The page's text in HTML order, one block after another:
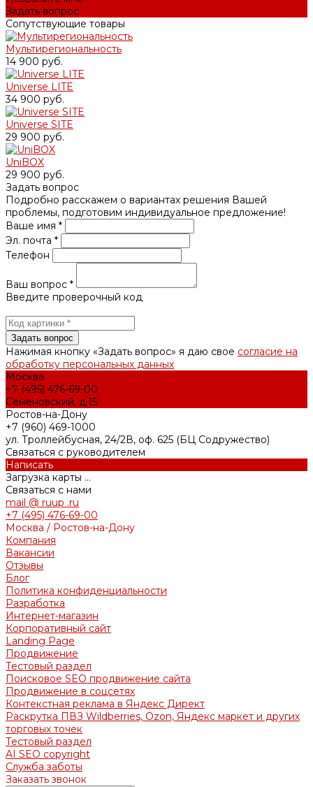
Задать вопрос
Сопутствующие товары
Мультирегиональность
14 900 руб.
Universe LITE
34 900 руб.
Universe SITE
29 900 руб.
UniBOX
29 900 руб.
Задать вопрос
Подробно расскажем о вариантах решения Вашей
проблемы, подготовим индивидуальное предложение!
Ваше имя *
Эл. почта *
Телефон
Ваш вопрос *
Введите проверочный код
Нажимая кнопку «Задать вопрос» я даю свое согласие на
обработку персональных данных
Москва
+7 (495) 476-69-00
Семеновский, д.15
Ростов-на-Дону
+7 (960) 469-1000
ул. Троллейбусная, 24/2В, оф. 625 (БЦ Содружество)
Связаться с руководителем
Написать
Загрузка карты ...
Связаться с нами
mail @ ruup .ru
+7 (495) 476-69-00
Москва / Ростов-на-Дону
Компания
Вакансии
Отзывы
Блог
Политика конфиденциальности
Разработка
Интернет-магазин
Корпоративный сайт
Landing Page
Продвижение
Тестовый раздел
Поисковое SEO продвижение сайта
Продвижение в соцсетях
Контекстная реклама в Яндекс Директ
Раскрутка ПВЗ Wildberries, Ozon, Яндекс маркет и других
торговых точек
Тестовый раздел
AI SEO copyright
Служба заботы
Заказать звонок